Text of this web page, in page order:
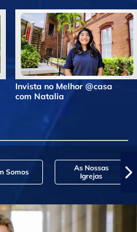
Invista no Melhor @casa
com Natalia
Somos
As Nossas
Igrejas